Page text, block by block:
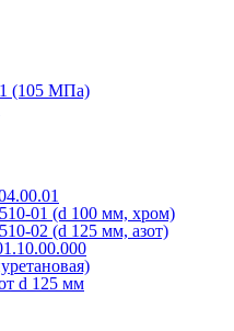
(105 МПа)
01 (d 100 мм, хром)
02 (d 125 мм, азот)
d 125 мм